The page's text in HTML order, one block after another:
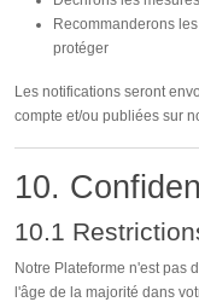
Recommanderons
protéger
Les notifications seront
compte et/ou publiées sur
10.
10.1
Notre Plateforme n'est pas
l'âge de la majorité dans